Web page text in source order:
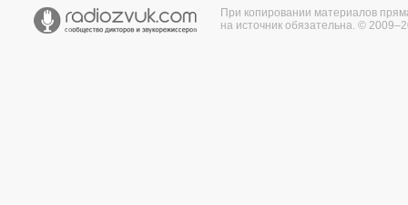
При копировании материалов
на источник обязательна. ©